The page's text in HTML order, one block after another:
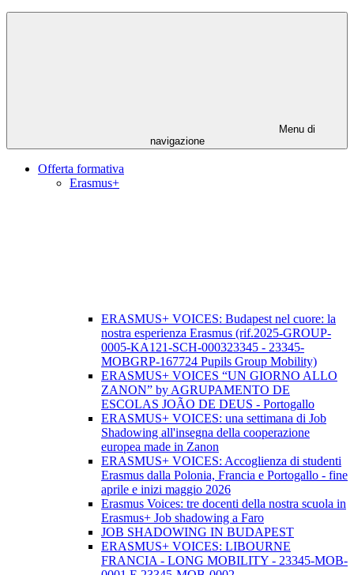
Menu di
navigazione
Offerta formativa
Erasmus+
ERASMUS+ VOICES: Budapest nel cuore: la
nostra esperienza Erasmus (rif.2025-GROUP-
0005-KA121-SCH-000323345 - 23345-
MOBGRP-167724 Pupils Group Mobility)
ERASMUS+ VOICES “UN GIORNO ALLO
ZANON” by AGRUPAMENTO DE
ESCOLAS JOÃO DE DEUS - Portogallo
ERASMUS+ VOICES: una settimana di Job
Shadowing all'insegna della cooperazione
europea made in Zanon
ERASMUS+ VOICES: Accoglienza di studenti
Erasmus dalla Polonia, Francia e Portogallo - fine
aprile e inizi maggio 2026
Erasmus Voices: tre docenti della nostra scuola in
Erasmus+ Job shadowing a Faro
JOB SHADOWING IN BUDAPEST
ERASMUS+ VOICES: LIBOURNE
FRANCIA - LONG MOBILITY - 23345-MOB-